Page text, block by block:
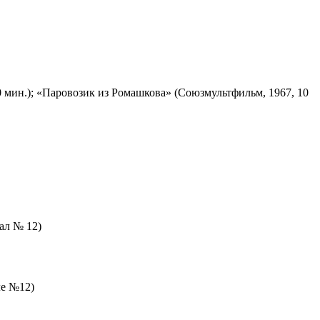
«Паровозик из Ромашкова» (Союзмультфильм, 1967, 10
№ 12)
№12)